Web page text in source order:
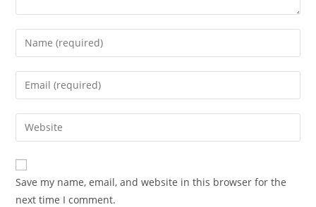
Enter
your
name
comment
Enter
your
email
address
comment
Enter
your
website
URL
(optional)
Save my name, email, and website in this browser for the
next time I comment.